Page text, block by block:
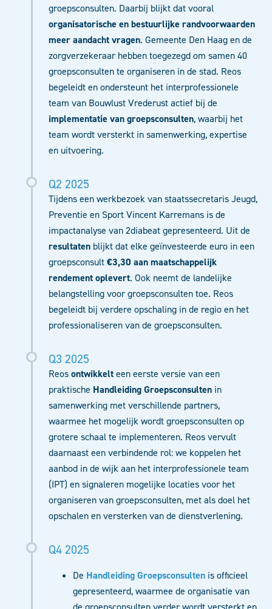
groepsconsulten. Daarbij blijkt dat vooral
organisatorische en bestuurlijke randvoorwaarden
meer aandacht vragen. Gemeente Den Haag en de
zorgverzekeraar hebben toegezegd om samen 40
groepsconsulten te organiseren in de stad. Reos
begeleidt en ondersteunt het interprofessionele
team van Bouwlust Vrederust actief bij de
implementatie van groepsconsulten, waarbij het
team wordt versterkt in samenwerking, expertise
en uitvoering.
Q2 2025
Tijdens een werkbezoek van staatssecretaris Jeugd,
Preventie en Sport Vincent Karremans is de
impactanalyse van 2diabeat gepresenteerd. Uit de
resultaten blijkt dat elke geïnvesteerde euro in een
groepsconsult€3,30 aan maatschappelijk
rendement oplevert. Ook neemt de landelijke
belangstelling voor groepsconsulten toe. Reos
begeleidt bij verdere opschaling in de regioen het
professionaliserenvan de groepsconsulten.
Q3 2025
Reosontwikkelteen eerste versie van een
praktische HandleidingGroepsconsulten in
samenwerking metverschillende partners,
waarmee het mogelijk wordt groepsconsulten op
grotere schaalte implementeren. Reos vervult
daarnaasteen verbindende rol: we koppelen het
aanbod in de wijk aan het interprofessionele team
(IPT) en signaleren mogelijke locaties voor het
organiseren van groepsconsulten, met als doel het
opschalen en versterken van de dienstverlening.
Q4 2025
De Handleiding Groepsconsulten is officieel
gepresenteerd, waarmee de organisatie van